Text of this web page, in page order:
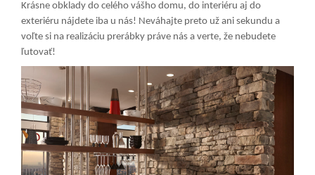
Krásne obklady do celého vášho domu, do interiéru aj do
exteriéru nájdete iba u nás! Neváhajte preto už ani sekundu a
voľte si na realizáciu prerábky práve nás a verte, že nebudete
ľutovať!